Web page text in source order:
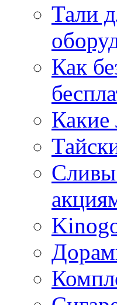
Тали
Как
Какие
Сливы